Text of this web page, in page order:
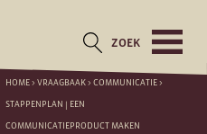
ZOEK
HOME>VRAAGBAAK>COMMUNICATIE>
STAPPENPLAN | EEN
COMMUNICATIEPRODUCT MAKEN